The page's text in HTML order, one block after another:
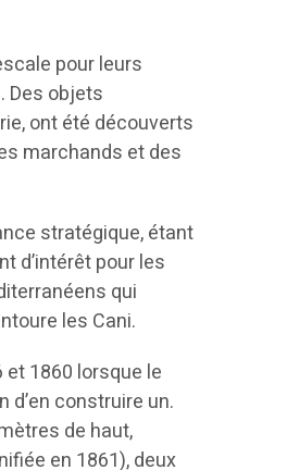
pour leurs
Des objets
ont été découverts
marchands et des
stratégique, étant
d’intérêt pour les
qui
les Cani.
1860 lorsque le
d’en construire un.
de haut,
en 1861), deux